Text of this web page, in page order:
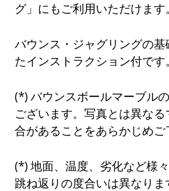
グ」にもご利用いただけます。
バウンス・ジャグリングの
たインストラクション付です。
バウンスボールマーブル
ございます。写真とは異な
合があることをあらかじめご
地面、温度、劣化など様
跳ね返りの度合いは異なり